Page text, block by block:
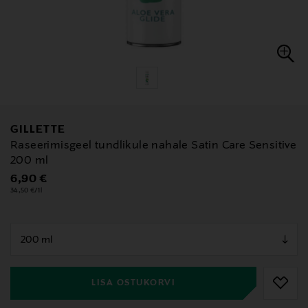
GILLETTE
Raseerimisgeel tundlikule nahale Satin Care Sensitive
200 ml
Original Price
6,90 €
34,50 €/1l
LISA OSTUKORVI